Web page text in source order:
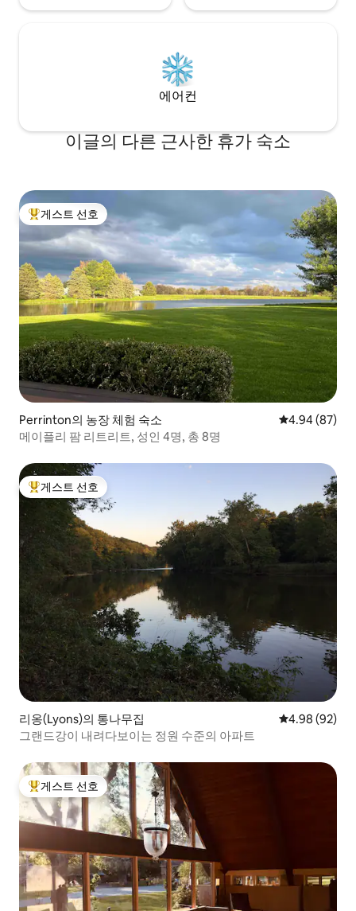
에어컨
이글의 다른 근사한 휴가 숙소
상위 게스트 선호
게스트 선호
Perrinton의 농장 체험 숙소 평점 4.94점(5
4.94 (87)
메이플리 팜 리트리트, 성인 4명, 총 8명
상위 게스트 선호
게스트 선호
리옹(Lyons)의 통나무집 평점 4.98점(5
4.98 (92)
그랜드강이 내려다보이는 정원 수준의 아파트
상위 게스트 선호
게스트 선호